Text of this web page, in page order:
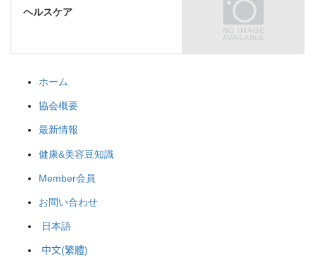
ヘルスケア
ホーム
協会概要
最新情報
健康&美容豆知識
Member会員
お問い合わせ
日本語
中文(繁體)